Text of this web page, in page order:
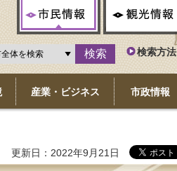
検索方法
産業・ビジネス 市政情報
更新日：2022年9月21日